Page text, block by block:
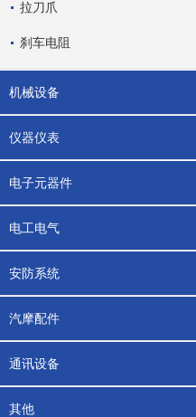
拉刀爪
刹车电阻
机械设备
仪器仪表
电子元器件
电工电气
安防系统
汽摩配件
通讯设备
其他